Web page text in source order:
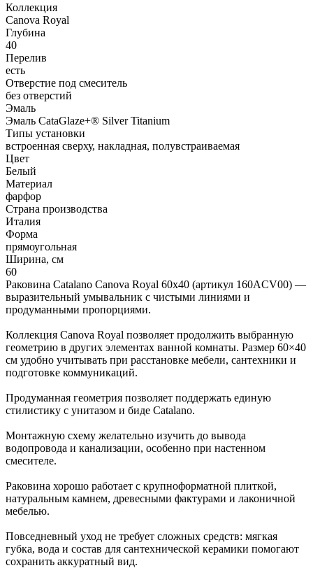
Коллекция
Canova Royal
Глубина
40
Перелив
есть
Отверстие под смеситель
без отверстий
Эмаль
Эмаль CataGlaze+® Silver Titanium
Типы установки
встроенная сверху, накладная, полувстраиваемая
Цвет
Белый
Материал
фарфор
Страна производства
Италия
Форма
прямоугольная
Ширина, см
60
Раковина Catalano Canova Royal 60x40 (артикул 160ACV00) —
выразительный умывальник с чистыми линиями и
продуманными пропорциями.
Коллекция Canova Royal позволяет продолжить выбранную
геометрию в других элементах ванной комнаты. Размер 60×40
см удобно учитывать при расстановке мебели, сантехники и
подготовке коммуникаций.
Продуманная геометрия позволяет поддержать единую
стилистику с унитазом и биде Catalano.
Монтажную схему желательно изучить до вывода
водопровода и канализации, особенно при настенном
смесителе.
Раковина хорошо работает с крупноформатной плиткой,
натуральным камнем, древесными фактурами и лаконичной
мебелью.
Повседневный уход не требует сложных средств: мягкая
губка, вода и состав для сантехнической керамики помогают
сохранить аккуратный вид.